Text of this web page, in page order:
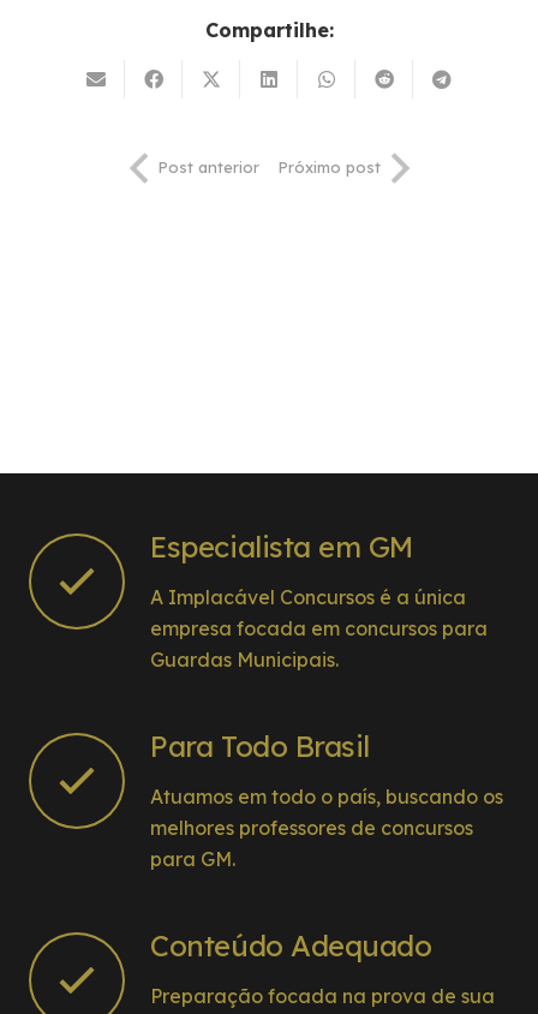
Compartilhe:
Post anterior Próximo post
Especialista em GM
A Implacável Concursos é a única
empresa focada em concursos para
Guardas Municipais.
Para Todo Brasil
Atuamos em todo o país, buscando os
melhores professores de concursos
para GM.
Conteúdo Adequado
Preparação focada na prova de sua